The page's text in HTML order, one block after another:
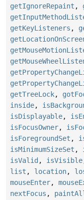
getIgnoreRepaint ,
getKeyListeners ,
getTreeLock,
inside,
isDisplayable,
isFocusOwner,
isForegroundSet ,
isMinimumSizeSet ,
isValid , isVisible
list , location,
mouseEnter,
nextFocus ,